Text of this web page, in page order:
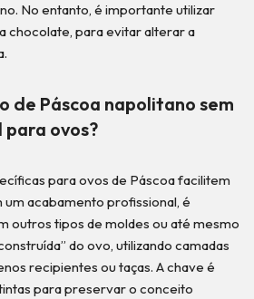
No entanto, é importante utilizar
chocolate, para evitar alterar a
de Páscoa napolitano sem
ovos?
para ovos de Páscoa facilitem
acabamento profissional, é
outros tipos de moldes ou até mesmo
do ovo, utilizando camadas
recipientes ou taças. A chave é
para preservar o conceito